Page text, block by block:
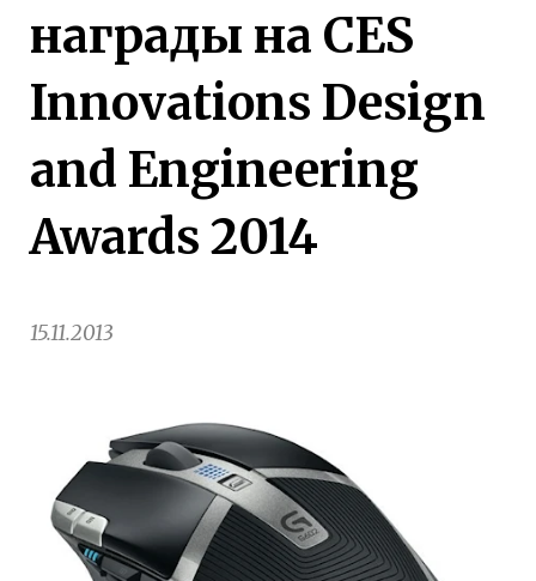
награды на CES
Innovations Design
and Engineering
Awards 2014
15.11.2013